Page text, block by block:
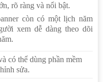
rõ ràng và nổi bật.
còn có một lịch năm
xem dễ dàng theo dõi
có thể dùng phần mềm
sửa.